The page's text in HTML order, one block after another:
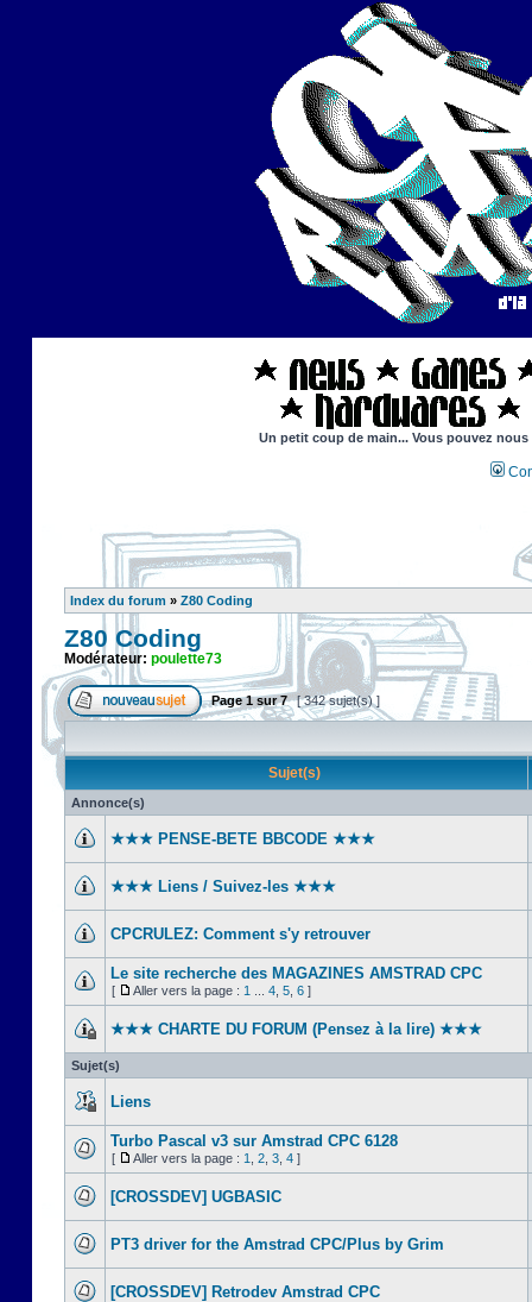
Un petit coup de main... Vous pouvez
Index du forum » Z80 Coding
Z80 Coding
Modérateur: poulette73
Page1sur7 [ 342 sujet(s) ]
Sujet(s)
Annonce(s)
★★★ PENSE-BETE BBCODE ★★★
★★★ Liens / Suivez-les ★★★
CPCRULEZ: Comment s'y retrouver‎
Le site recherche des MAGAZINES AMSTRAD CPC
[ Aller vers la page : 1 4 5 6 ]
★★★ CHARTE DU FORUM (Pensez à la lire) ★★★
Sujet(s)
Liens
Turbo Pascal v3 sur Amstrad CPC 6128
[ Aller vers la page : 1 2 3 4 ]
[CROSSDEV] UGBASIC
PT3 driver for the Amstrad CPC/Plus by Grim
[CROSSDEV] Retrodev Amstrad CPC